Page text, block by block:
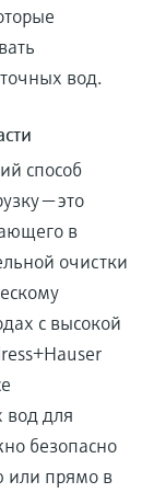
вод.
способ
— это
в
очистки
с высокой
вод для
безопасно
или прямо в